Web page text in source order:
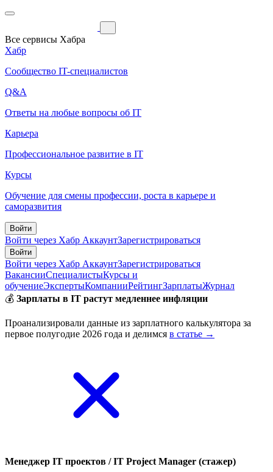
Все сервисы Хабра
Хабр
Сообщество IT-специалистов
Q&A
Ответы на любые вопросы об IT
Карьера
Профессиональное развитие в IT
Курсы
Обучение для смены профессии, роста в карьере и
саморазвития
Войти
Войти через Хабр АккаунтЗарегистрироваться
Войти
Войти через Хабр АккаунтЗарегистрироваться
ВакансииСпециалистыКурсы и
обучениеЭкспертыКомпанииРейтингЗарплатыЖурнал
💰 Зарплаты в IT растут медленнее инфляции
Проанализировали данные из зарплатного калькулятора за
первое полугодие 2026 года и делимся в статье →
Менеджер IT проектов / IT Project Manager (стажер)